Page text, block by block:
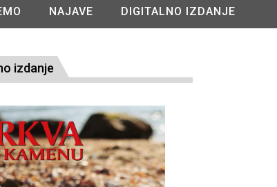
NAJAVE DIGITALNO IZDANJE
izdanje